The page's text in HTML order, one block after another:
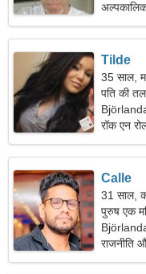
Tilde
35 साल,
पति की
रॉक एन
Calle
31 साल,
पुरुष एक
राजनीति